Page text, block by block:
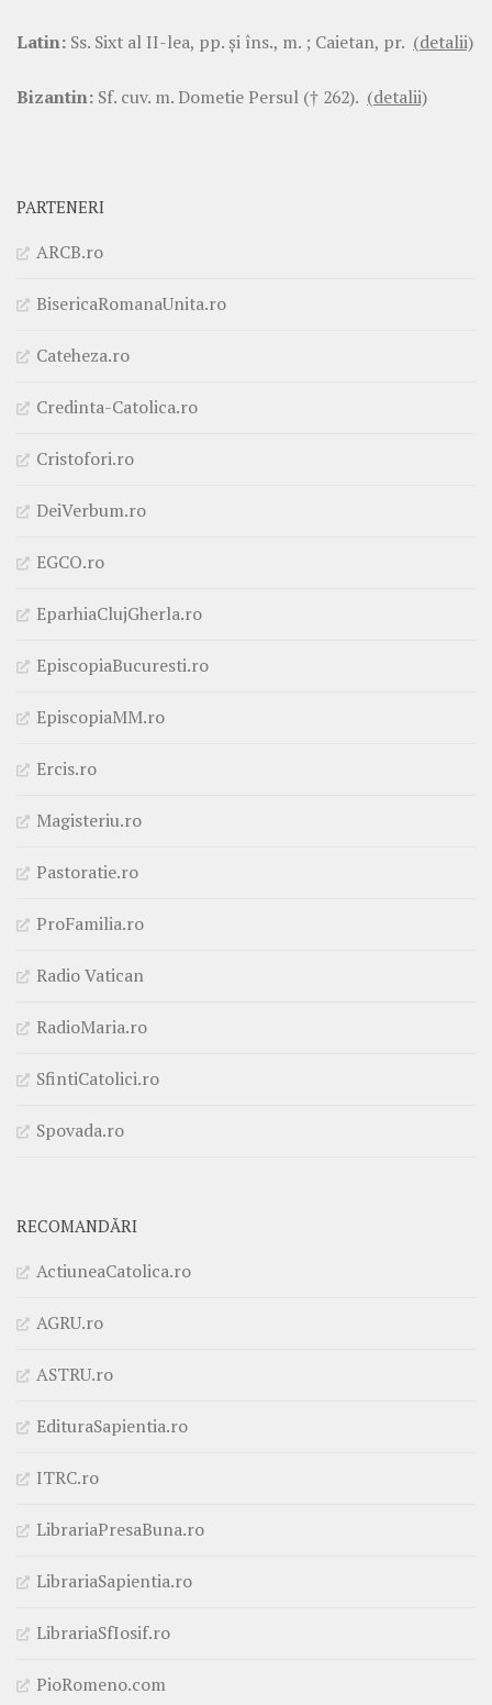
Latin: Ss. Sixt al II-lea, pp. şi îns., m. ; Caietan, pr. (detalii)
Bizantin: Sf. cuv. m. Dometie Persul († 262). (detalii)
PARTENERI
ARCB.ro
BisericaRomanaUnita.ro
Cateheza.ro
Credinta-Catolica.ro
Cristofori.ro
DeiVerbum.ro
EGCO.ro
EparhiaClujGherla.ro
EpiscopiaBucuresti.ro
EpiscopiaMM.ro
Ercis.ro
Magisteriu.ro
Pastoratie.ro
ProFamilia.ro
Radio Vatican
RadioMaria.ro
SfintiCatolici.ro
Spovada.ro
RECOMANDĂRI
ActiuneaCatolica.ro
AGRU.ro
ASTRU.ro
EdituraSapientia.ro
ITRC.ro
LibrariaPresaBuna.ro
LibrariaSapientia.ro
LibrariaSfIosif.ro
PioRomeno.com